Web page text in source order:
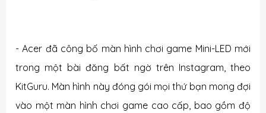
- Acer đã công bố màn hình chơi game Mini-LED mới
trong một bài đăng bất ngờ trên Instagram, theo
KitGuru. Màn hình này đóng gói mọi thứ bạn mong đợi
vào một màn hình chơi game cao cấp, bao gồm độ